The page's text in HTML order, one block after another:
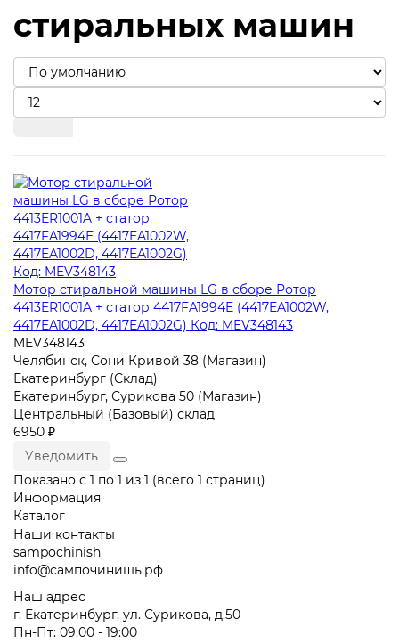
стиральных машин
Мотор стиральной машины LG в сборе Ротор
4413ER1001A + статор 4417FA1994E (4417EA1002W,
4417EA1002D, 4417EA1002G) Код: MEV348143
MEV348143
Челябинск, Сони Кривой 38 (Магазин)
Екатеринбург (Склад)
Екатеринбург, Сурикова 50 (Магазин)
Центральный (Базовый) склад
6950 ₽
Уведомить
Показано с 1 по 1 из 1 (всего 1 страниц)
Информация
Каталог
Наши контакты
sampochinish
info@сампочинишь.рф
Наш адрес
г. Екатеринбург, ул. Сурикова, д.50
Пн-Пт: 09:00 - 19:00